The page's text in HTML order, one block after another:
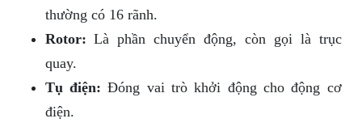
thường có 16 rãnh.
Rotor: Là phần chuyển động, còn gọi là trục
quay.
Tụ điện: Đóng vai trò khởi động cho động cơ
điện.